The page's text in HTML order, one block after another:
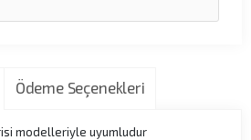
Ödeme Seçenekleri
modelleriyle uyumludur